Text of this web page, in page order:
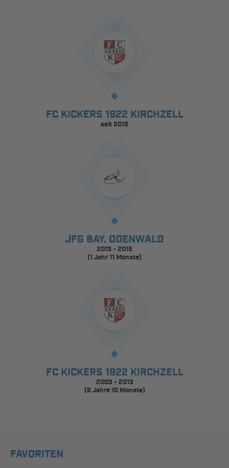
FC KICKERS 1922 KIRCHZELL
seit 2015
JFG BAY. ODENWALD
2013 - 2015
(1 Jahr 11 Monate)
FC KICKERS 1922 KIRCHZELL
2003 - 2013
(9 Jahre 10 Monate)
FAVORITEN